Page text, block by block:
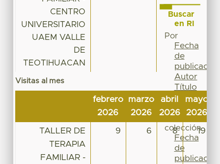
CENTRO
UNIVERSITARIO
UAEM VALLE
DE
TEOTIHUACAN
Visitas al mes
febrero
2026
marzo
2026
abril
2026
mayo
2026
TALLER DE
TERAPIA
FAMILIAR -
9 6 8 19
Buscar
en RI
Por
Fecha
de
publicación
Autor
Título
Materia
Tipo
colección
Fecha
de
publicación